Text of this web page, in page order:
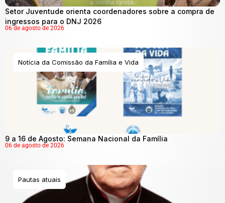
Setor Juventude orienta coordenadores sobre a compra de
ingressos para o DNJ 2026
06 de agosto de 2026
Notícia da Comissão da Família e Vida
9 a 16 de Agosto: Semana Nacional da Família
06 de agosto de 2026
Pautas atuais